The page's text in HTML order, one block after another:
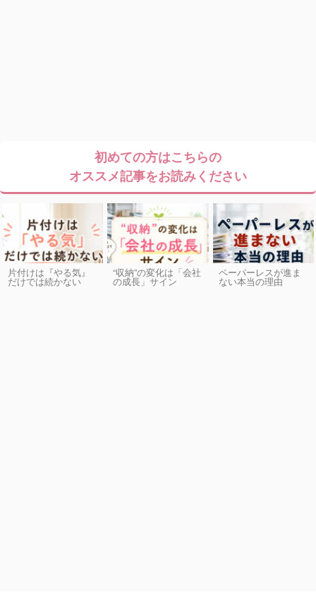
初めての方はこちらの
オススメ記事をお読みください
片付けは『やる気』
だけでは続かない
“収納”の変化は「会社
の成長」サイン
ペーパーレスが進ま
ない本当の理由